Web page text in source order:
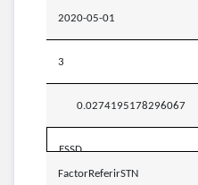
2020-05-01
3
0.0274195178296067
ESSD
FactorReferirSTN